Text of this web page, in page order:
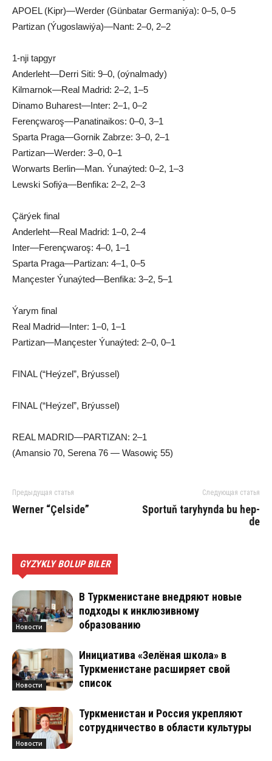
APOEL (Kipr)—Wer­der (Gün­ba­tar Ger­ma­ni­ýa): 0–5, 0–5
Par­ti­zan (Ýu­gos­la­wi­ýa)—Nant: 2–0, 2–2
1-nji tap­gyr
An­der­leht—Der­ri Si­ti: 9–0, (oýnalmady)
Kil­mar­nok—Re­al Mad­rid: 2–2, 1–5
Di­na­mo Bu­ha­rest—In­ter: 2–1, 0–2
Fe­renç­wa­roş—Pa­na­ti­nai­kos: 0–0, 3–1
Spar­ta Pra­ga—Gor­nik Zabr­ze: 3–0, 2–1
Par­ti­zan—Wer­der: 3–0, 0–1
Wor­warts Ber­lin—Man. Ýu­naý­ted: 0–2, 1–3
Lews­ki So­fi­ýa—Ben­fi­ka: 2–2, 2–3
Çär­ýek fi­nal
An­der­leht—Re­al Mad­rid: 1–0, 2–4
In­ter—Fe­renç­wa­roş: 4–0, 1–1
Spar­ta Pra­ga—Par­ti­zan: 4–1, 0–5
Man­çes­ter Ýu­naý­ted—Ben­fi­ka: 3–2, 5–1
Ýa­rym fi­nal
Re­al Mad­rid—In­ter: 1–0, 1–1
Par­ti­zan—Man­çes­ter Ýu­naý­ted: 2–0, 0–1
FI­NAL (“Heýzel”, Brýussel)
FI­NAL (“Heýzel”, Brýussel)
REAL MADRID—PARTIZAN: 2–1
(Amansio 70, Serena 76 — Wasowiç 55)
Предыдущая статья
Werner “Çel­side”
Следующая статья
Sportuň ta­ryhyn­da bu hep­
de
GYZYKLY BOLUP BILER
Новости
В Туркменистане внедряют новые
подходы к инклюзивному
образованию
Новости
Инициатива «Зелёная школа» в
Туркменистане расширяет свой
список
Новости
Туркменистан и Россия укрепляют
сотрудничество в области культуры